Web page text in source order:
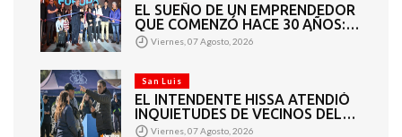
EL SUEÑO DE UN EMPRENDEDOR
QUE COMENZÓ HACE 30 AÑOS:
SUPER EUROPA INAUGURÓ SU
CUARTA SUCURSAL EN VILLA
Viernes, 07 Agosto, 2026
San Luis
EL INTENDENTE HISSA ATENDIÓ
INQUIETUDES DE VECINOS DEL
BARRIO AMPPARE
Viernes, 07 Agosto, 2026